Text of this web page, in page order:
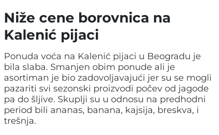
Niže cene borovnica na
Kalenić pijaci
Ponuda voća na Kalenić pijaci u Beogradu je
bila slaba. Smanjen obim ponude ali je
asortiman je bio zadovoljavajući jer su se mogli
pazariti svi sezonski proizvodi počev od jagode
pa do šljive. Skuplji su u odnosu na predhodni
period bili ananas, banana, kajsija, breskva, i
trešnja.